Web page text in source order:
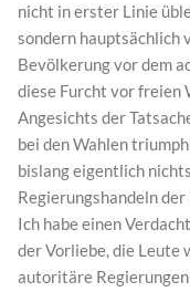
nicht in erster Linie
sondern hauptsächlich
Bevölkerung vor dem
diese Furcht vor freien
Angesichts der
bei den Wahlen
bislang eigentlich
Regierungshandeln
Ich habe einen
der Vorliebe, die Leute
autoritäre Regierungen